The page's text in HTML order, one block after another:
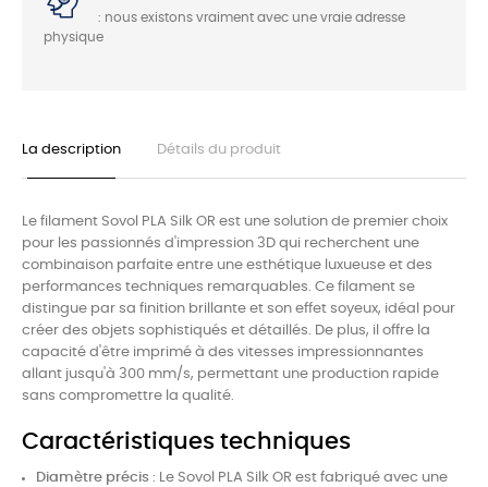
: nous existons vraiment avec une vraie adresse
physique
La description Détails du produit
Le filament Sovol PLA Silk OR est une solution de premier choix
pour les passionnés d'impression 3D qui recherchent une
combinaison parfaite entre une esthétique luxueuse et des
performances techniques remarquables. Ce filament se
distingue par sa finition brillante et son effet soyeux, idéal pour
créer des objets sophistiqués et détaillés. De plus, il offre la
capacité d'être imprimé à des vitesses impressionnantes
allant jusqu'à 300 mm/s, permettant une production rapide
sans compromettre la qualité.
Caractéristiques techniques
Diamètre précis : Le Sovol PLA Silk OR est fabriqué avec une